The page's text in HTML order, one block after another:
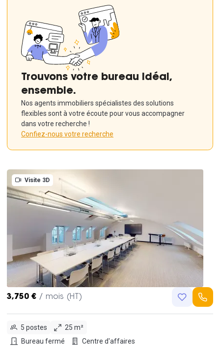
Trouvons votre bureau idéal,
ensemble.
Nos agents immobiliers spécialistes des solutions
flexibles sont à votre écoute pour vous accompagner
dans votre recherche !
Confiez-nous votre recherche
Visite 3D
3,750 € / mois (HT)
5 postes
25 m²
Bureau fermé
Centre d'affaires